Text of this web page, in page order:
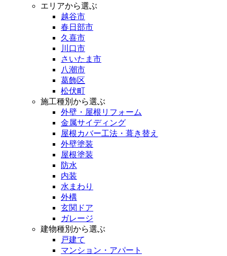
エリアから選ぶ
越谷市
春日部市
久喜市
川口市
さいたま市
八潮市
葛飾区
松伏町
施工種別から選ぶ
外壁・屋根リフォーム
金属サイディング
屋根カバー工法・葺き替え
外壁塗装
屋根塗装
防水
内装
水まわり
外構
玄関ドア
ガレージ
建物種別から選ぶ
戸建て
マンション・アパート